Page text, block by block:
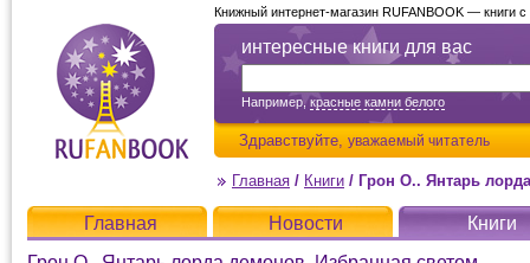
интересные книги для вас
Например,красные камни белого
Здравствуйте, уважаемый читатель
Книжный интернет-магазин RUFANBOOK — книги
Главная / Книги / Грон О.. Янтарь
Главная Новости
Книги